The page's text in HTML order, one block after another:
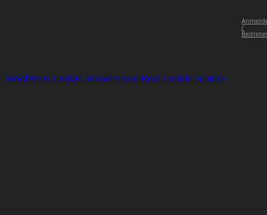
/
WordPress Cookie Hinweis von Real Cookie Banner